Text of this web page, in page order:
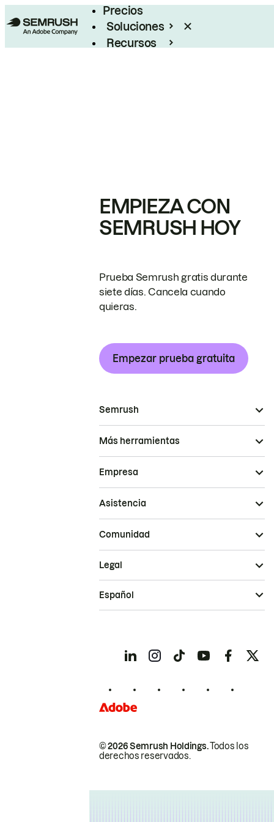
Precios
Soluciones
Recursos
EMPIEZA CON
SEMRUSH HOY
Prueba Semrush gratis durante
siete días. Cancela cuando
quieras.
Empezar prueba gratuita
Semrush
Más herramientas
Empresa
Asistencia
Comunidad
© 2026 Semrush Holdings.Todos los
derechos reservados.
Legal
Español